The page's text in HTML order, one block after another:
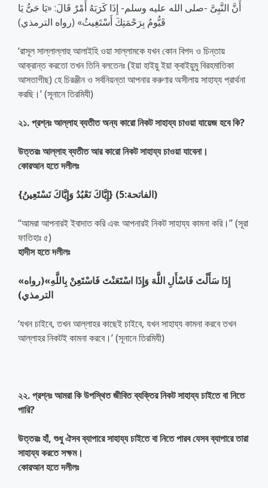
أَنَّ النَّبِىَّ -صلى الله عليه وسلم- إِذَا كَرَبَهُ أَمْرٌ قَالَ: «يَا حَىُّ يَا
قَيُّومُ بِرَحْمَتِكَ أَسْتَغِيثُ» (رواه الترمذي)
‘রাসূল সাল্লাল্লাহু আলাইহি ওয়া সাল্লামকে যখন কোন বিপদ ও চিন্তায়
আক্রান্ত করতো তখন তিনি বলতেনঃ (ইয়া হাইয়ু ইয়া ক্বাইয়ুমু বিরহমাতিকা
আসতাগীছ) হে চিরঞ্জীন ও সর্বনিয়ন্তা আপনার করুণার অসীলায় সাহায্য প্রার্থনা
করছি।’ (সূনানে তিরমিযী)
২১. প্রশ্নঃ আল্লাহ ব্যতীত অন্য কারো নিকট সাহায্য চাওয়া যায়েজ হবে কি?
উত্তরঃ আল্লাহ ব্যতীত আর কারো নিকট সাহায্য চাওয়া যাবেনা।
কোরআন হতে দলীলঃ
{إِيَّاكَ نَعْبُدُ وَإِيَّاكَ نَسْتَعِينُ} (الفاتحة:5)
‘‘আমরা আপনারই ইবাদাত করি এবং আপনারই নিকট সাহায্য কামনা করি।’’ (সূরা
ফাতিহাঃ ৫)
হাদীস হতে দলীলঃ
«إِذَا سَأَلْتَ فَاسْأَلِ اللَّهَ وَإِذَا اسْتَعَنْتَ فَاسْتَعِنْ بِاللَّهِ»(رواه
الترمذي)
‘যখন চাইবে, তখন আল্লাহর কাছেই চাইবে, যখন সাহায্য কামনা করবে তখন
আল্লাহর নিকটই কামনা করবে।’ (সূনানে তিরমিযী)
২২. প্রশ্নঃ আমরা কি উপস্থিত জীবিত ব্যক্তির নিকট সাহায্য চাইতে বা নিতে
পারি?
উত্তরঃ হাঁ, শুধু ঐসব ব্যাপারে সাহায্য চাইতে বা নিতে পারব যেসব ব্যাপারে তারা
সাহায্য করতে সক্ষম।
কোরআন হতে দলীলঃ